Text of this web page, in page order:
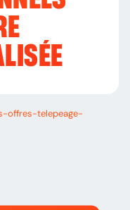
offres-telepeage-